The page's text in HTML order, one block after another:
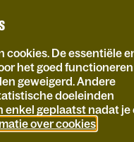
cookies. De essentiële
het goed
geweigerd. Andere
doeleinden
enkel geplaatst nadat je
over cookies